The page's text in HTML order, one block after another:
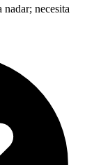
nadar; necesita